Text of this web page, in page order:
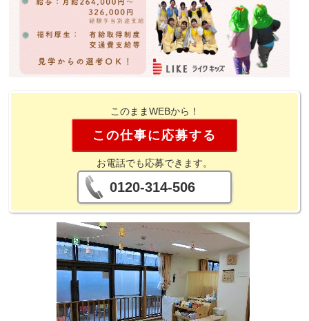
このままWEBから！
この仕事に応募する
お電話でも応募できます。
0120-314-506